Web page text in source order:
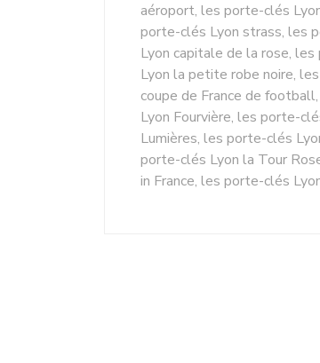
aéroport, les porte-clés
porte-clés Lyon strass, les
Lyon capitale de la rose,
Lyon la petite robe noire,
coupe de France de
Lyon Fourvière, les porte-
Lumières, les porte-clés
porte-clés Lyon la Tour
in France, les porte-clés